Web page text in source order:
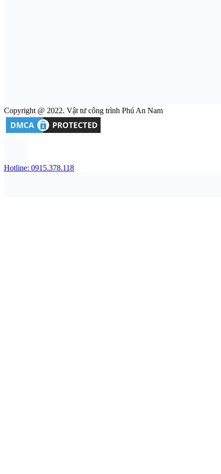
Copyright @ 2022. Vật tư công trình Phú An Nam
Hotline: 0915.378.118